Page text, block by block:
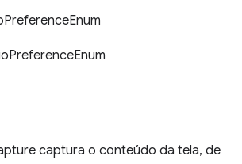
captura o conteúdo da tela, de